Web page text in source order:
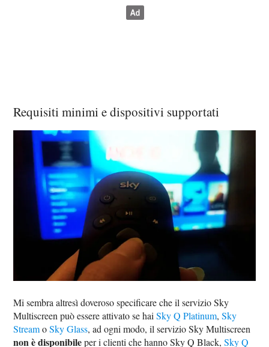
Requisiti minimi e dispositivi supportati
Mi sembra altresì doveroso specificare che il servizio Sky
Multiscreen può essere attivato se haiSky Q Platinum,Sky
StreamoSky Glass, ad ogni modo, il servizio Sky Multiscreen
non è disponibileper i clienti che hanno Sky Q Black,Sky Q